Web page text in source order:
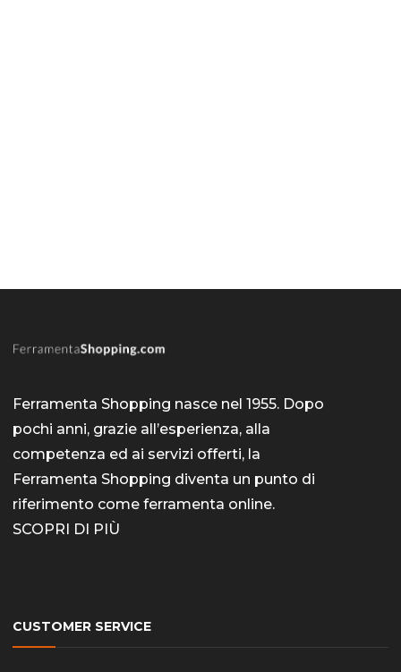
Ferramenta Shopping nasce nel 1955. Dopo
pochi anni, grazie all’esperienza, alla
competenza ed ai servizi offerti, la
Ferramenta Shopping diventa un punto di
riferimento come ferramenta online.
SCOPRI DI PIÙ
CUSTOMER SERVICE